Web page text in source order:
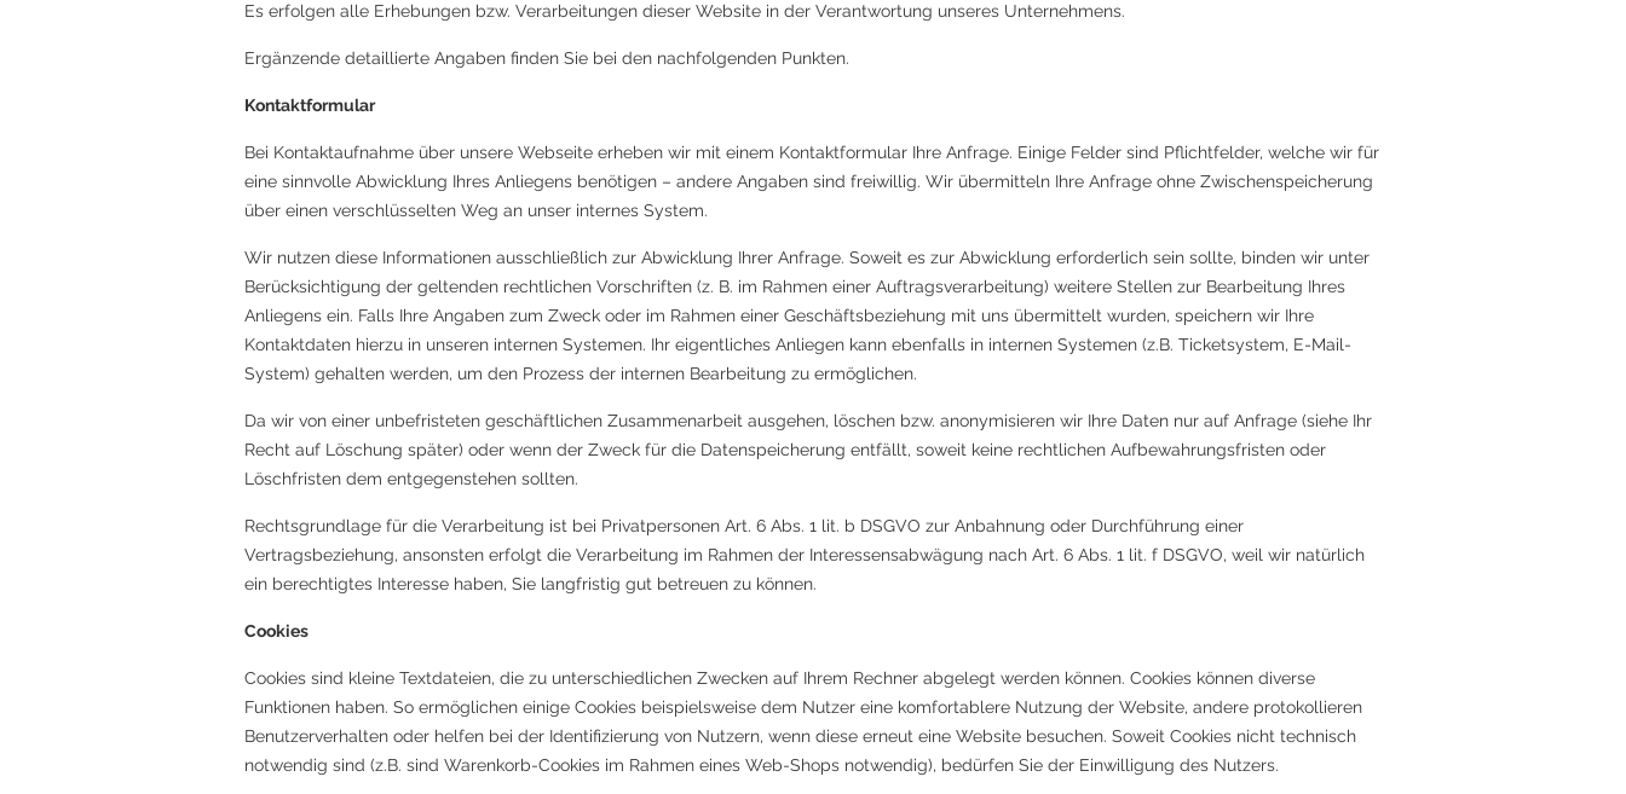
Es erfolgen alle Erhebungen bzw. Verarbeitungen dieser Website in der Verantwortung unseres Unternehmens.
Ergänzende detaillierte Angaben finden Sie bei den nachfolgenden Punkten.
Kontaktformular
Bei Kontaktaufnahme über unsere Webseite erheben wir mit einem Kontaktformular Ihre Anfrage. Einige Felder sind Pflichtfelder, welche wir für
eine sinnvolle Abwicklung Ihres Anliegens benötigen – andere Angaben sind freiwillig. Wir übermitteln Ihre Anfrage ohne Zwischenspeicherung
über einen verschlüsselten Weg an unser internes System.
Wir nutzen diese Informationen ausschließlich zur Abwicklung Ihrer Anfrage. Soweit es zur Abwicklung erforderlich sein sollte, binden wir unter
Berücksichtigung der geltenden rechtlichen Vorschriften (z. B. im Rahmen einer Auftragsverarbeitung) weitere Stellen zur Bearbeitung Ihres
Anliegens ein. Falls Ihre Angaben zum Zweck oder im Rahmen einer Geschäftsbeziehung mit uns übermittelt wurden, speichern wir Ihre
Kontaktdaten hierzu in unseren internen Systemen. Ihr eigentliches Anliegen kann ebenfalls in internen Systemen (z.B. Ticketsystem, E-Mail-
System) gehalten werden, um den Prozess der internen Bearbeitung zu ermöglichen.
Da wir von einer unbefristeten geschäftlichen Zusammenarbeit ausgehen, löschen bzw. anonymisieren wir Ihre Daten nur auf Anfrage (siehe Ihr
Recht auf Löschung später) oder wenn der Zweck für die Datenspeicherung entfällt, soweit keine rechtlichen Aufbewahrungsfristen oder
Löschfristen dem entgegenstehen sollten.
Rechtsgrundlage für die Verarbeitung ist bei Privatpersonen Art. 6 Abs. 1 lit. b DSGVO zur Anbahnung oder Durchführung einer
Vertragsbeziehung, ansonsten erfolgt die Verarbeitung im Rahmen der Interessensabwägung nach Art. 6 Abs. 1 lit. f DSGVO, weil wir natürlich
ein berechtigtes Interesse haben, Sie langfristig gut betreuen zu können.
Cookies
Cookies sind kleine Textdateien, die zu unterschiedlichen Zwecken auf Ihrem Rechner abgelegt werden können. Cookies können diverse
Funktionen haben. So ermöglichen einige Cookies beispielsweise dem Nutzer eine komfortablere Nutzung der Website, andere protokollieren
Benutzerverhalten oder helfen bei der Identifizierung von Nutzern, wenn diese erneut eine Website besuchen. Soweit Cookies nicht technisch
notwendig sind (z.B. sind Warenkorb-Cookies im Rahmen eines Web-Shops notwendig), bedürfen Sie der Einwilligung des Nutzers.